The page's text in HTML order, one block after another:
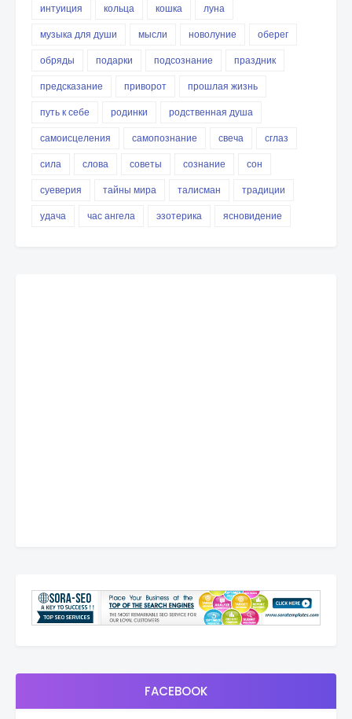
интуиция
кольца кошка
луна
музыка для души
мысли новолуние
оберег
обряды
подарки подсознание
праздник
предсказание
приворот
прошлая жизнь
путь к себе
родинки
родственная душа
самоисцеления
самопознание свеча
сглаз
сила
слова советы сознание
сон
суеверия
тайны мира талисман
традиции
удача
час ангела эзотерика ясновидение
FACEBOOK